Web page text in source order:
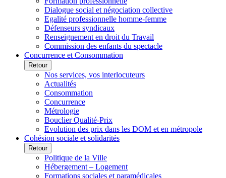
Dialogue social et négociation collective
Egalité professionnelle homme-femme
Défenseurs syndicaux
Renseignement en droit du Travail
Commission des enfants du spectacle
Concurrence et Consommation
Retour
Nos services, vos interlocuteurs
Actualités
Consommation
Concurrence
Métrologie
Bouclier Qualité-Prix
Evolution des prix dans les DOM et en métropole
Cohésion sociale et solidarités
Retour
Politique de la Ville
Hébergement – Logement
Formations sociales et paramédicales